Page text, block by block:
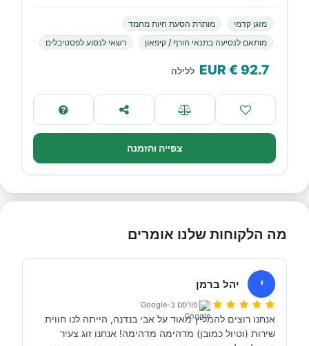
מזגן קדמי
מותרת הסעת חיות מחמד
מותאם לנסיעה בתנאי חורף / קיפאון
רשאי לנסוע לפסטיבלים
92.7
€ EUR ללילה
צפייה והזמנה
מה הלקוחות שלנו אומרים
י יהל ברמן
פורסם ב-Google